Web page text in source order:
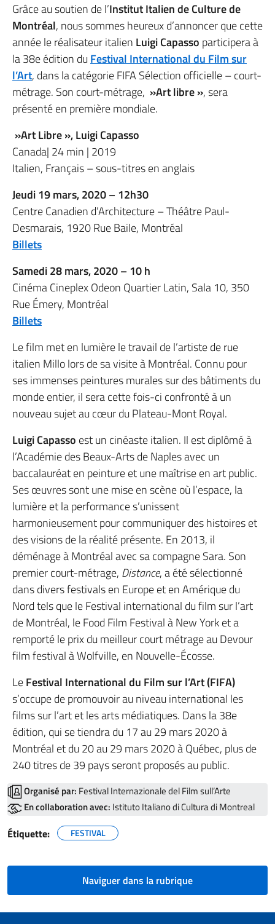
Grâce au soutien de l’Institut Italien de Culture de
Montréal, nous sommes heureux d’annoncer que cette
année le réalisateur italien Luigi Capasso participera à
la 38e édition du Festival International du Film sur
l’Art, dans la catégorie FIFA Sélection officielle – court-
métrage. Son court-métrage, »Art libre », sera
présenté en première mondiale.
»Art Libre », Luigi Capasso
Canada| 24 min | 2019
Italien, Français – sous-titres en anglais
Jeudi 19 mars, 2020 – 12h30
Centre Canadien d’Architecture – Théâtre Paul-
Desmarais, 1920 Rue Baile, Montréal
Billets
Samedi 28 mars, 2020 – 10 h
Cinéma Cineplex Odeon Quartier Latin, Sala 10, 350
Rue Émery, Montréal
Billets
Le film met en lumière le travail de l’artiste de rue
italien Millo lors de sa visite à Montréal. Connu pour
ses immenses peintures murales sur des bâtiments du
monde entier, il sera cette fois-ci confronté à un
nouveau sujet au cœur du Plateau-Mont Royal.
Luigi Capasso est un cinéaste italien. Il est diplômé à
l’Académie des Beaux-Arts de Naples avec un
baccalauréat en peinture et une maîtrise en art public.
Ses œuvres sont une mise en scène où l’espace, la
lumière et la performance s’unissent
harmonieusement pour communiquer des histoires et
des visions de la réalité présente. En 2013, il
déménage à Montréal avec sa compagne Sara. Son
premier court-métrage, Distance, a été sélectionné
dans divers festivals en Europe et en Amérique du
Nord tels que le Festival international du film sur l’art
de Montréal, le Food Film Festival à New York et a
remporté le prix du meilleur court métrage au Devour
film festival à Wolfville, en Nouvelle-Écosse.
LeFestival International du Film sur l’Art (FIFA)
s’occupe de promouvoir au niveau international les
films sur l’art et les arts médiatiques. Dans la 38e
édition, qui se tiendra du 17 au 29 mars 2020 à
Montréal et du 20 au 29 mars 2020 à Québec, plus de
240 titres de 39 pays seront proposés au public.
Organisé par: Festival Internazionale del Film sull’Arte
En collaboration avec: Istituto Italiano di Cultura di Montreal
Étiquette: FESTIVAL
Naviguer dans la rubrique